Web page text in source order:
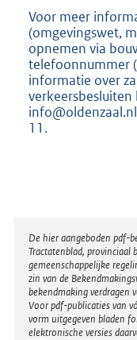
Voor meer
(omgevingswet,
opnemen via
telefoonnummer
informatie over
11.
Disclaimer
De hier aangeboden pdf-
Tractatenblad, provinciaal
gemeenschappelijke
zin van de
bekendmaking verdragen
Voor pdf-publicaties van
vorm uitgegeven bladen
elektronische versies